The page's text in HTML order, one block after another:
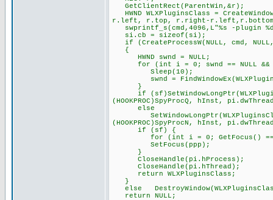
GetClientRect(ParentWin,&r);
HWND WLXPluginsClass =
r.left, r.top, r.right-r.left,r.bottom-
swprintf_s(cmd,4096,L"%s -plugin
si.cb = sizeof(si);
if (CreateProcessW(NULL, cmd,
{
HWND swnd = NULL;
for (int i = 0; swnd == NULL &&
Sleep(10);
swnd =
}
if
(HOOKPROC)SpyProcQ, hInst,
else
SetWindowLongPtr(WLXPluginsClass,
(HOOKPROC)SpyProcN, hInst,
if (sf) {
for (int i = 0; GetFocus() ==
SetFocus(ppp);
}
CloseHandle(pi.hProcess);
CloseHandle(pi.hThread);
return WLXPluginsClass;
}
else
return NULL;